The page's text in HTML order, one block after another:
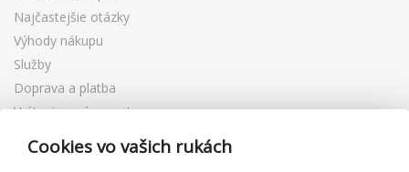
Najčastejšie otázky
Výhody nákupu
Služby
Doprava a platba
Vrátenie a výmena tovaru
Reklamácia
Darčekové poukážky
Cookies vo vašich rukách